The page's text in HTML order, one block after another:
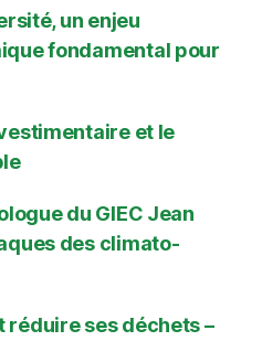
un enjeu
fondamental pour
et le
du GIEC Jean
des climato-
réduire ses déchets –